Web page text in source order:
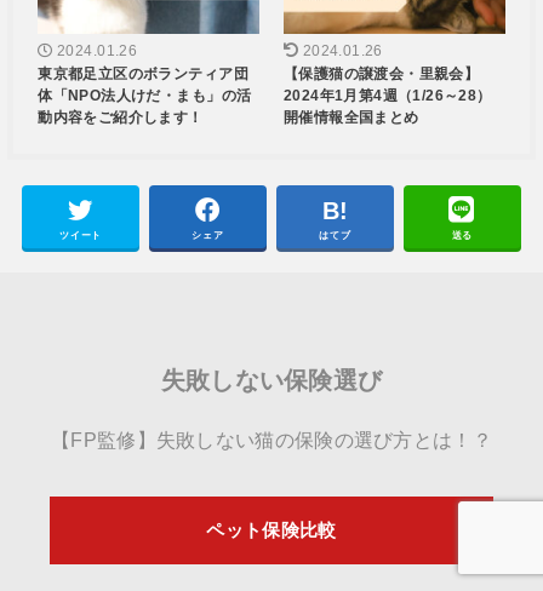
2024.01.26
東京都足立区のボランティア団
体「NPO法人けだ・まも」の活
動内容をご紹介します！
2024.01.26
【保護猫の譲渡会・里親会】
2024年1月第4週（1/26～28）
開催情報全国まとめ
ツイート シェア はてブ 送る
失敗しない保険選び
【FP監修】失敗しない猫の保険の選び方とは！？
ペット保険比較